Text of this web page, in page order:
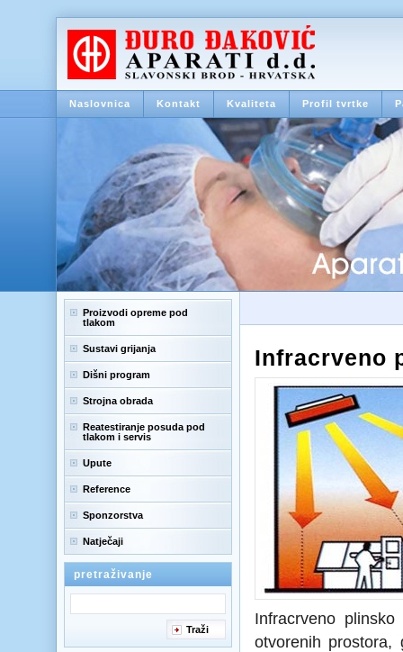
Naslovnica Kontakt Kvaliteta Profil tvrtke
Proizvodi opreme pod
tlakom
Sustavi grijanja
Dišni program
Strojna obrada
Reatestiranje posuda pod
tlakom i servis
Upute
Reference
Sponzorstva
Natječaji
pretraživanje
Traži
Infracrveno
Infracrveno
otvorenih